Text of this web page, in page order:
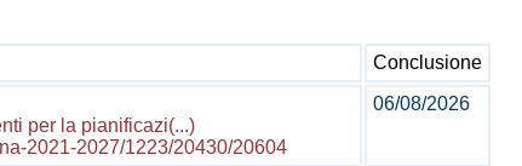
Conclusione
per la pianificazi(...)
2021-2027/1223/20430/20604
06/08/2026